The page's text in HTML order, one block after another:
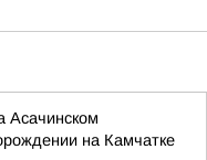
Асачинском
на Камчатке